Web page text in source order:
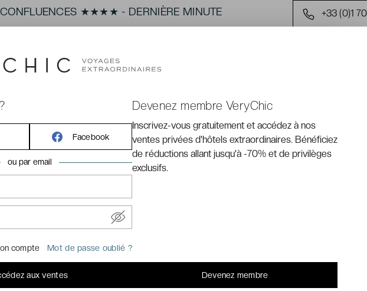
CONFLUENCES ★★★★ - DERNIÈRE MINUTE
du
+33 (0)1
Du lundi au vendredi de
samedis, dimanches et
OFFREZ LE
La e-carte cadeau
immédiatement et
Offrir une
Facebook
ou par email
compte Mot de passe oublié ?
aux ventes
Devenez membre VeryChic
Inscrivez-vous gratuitement et accédez à nos
ventes privées d'hôtels extraordinaires. Bénéficiez
de réductions allant jusqu'à -70% et de privilèges
exclusifs.
Devenez membre